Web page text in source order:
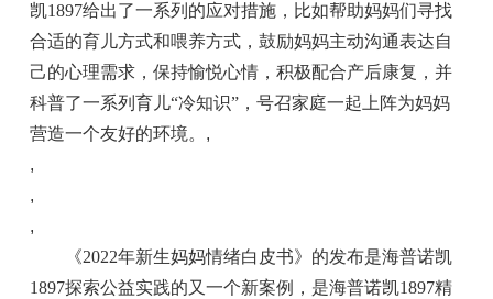
凯1897给出了一系列的应对措施，比如帮助妈妈们寻找
合适的育儿方式和喂养方式，鼓励妈妈主动沟通表达自
己的心理需求，保持愉悦心情，积极配合产后康复，并
科普了一系列育儿“冷知识”，号召家庭一起上阵为妈妈
营造一个友好的环境。 ,
,
,
,
《2022年新生妈妈情绪白皮书》的发布是海普诺凯
1897探索公益实践的又一个新案例，是海普诺凯1897精